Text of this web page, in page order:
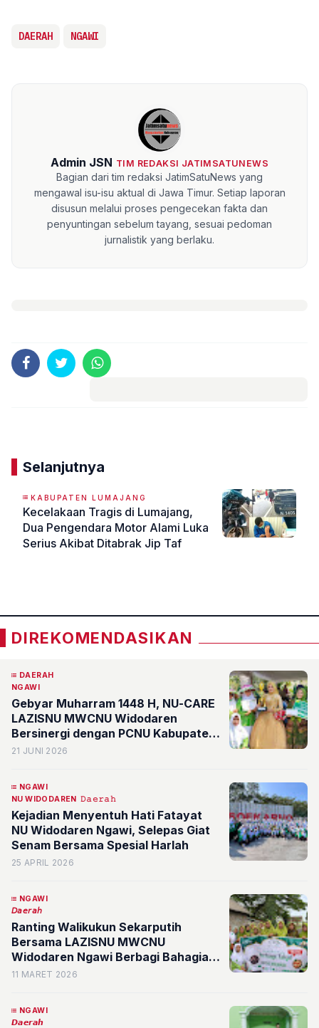
DAERAH NGAWI
Admin JSN TIM REDAKSI JATIMSATUNEWS
Bagian dari tim redaksi JatimSatuNews yang
mengawal isu-isu aktual di Jawa Timur. Setiap laporan
disusun melalui proses pengecekan fakta dan
penyuntingan sebelum tayang, sesuai pedoman
jurnalistik yang berlaku.
Selanjutnya
KABUPATEN LUMAJANG
Kecelakaan Tragis di Lumajang,
Dua Pengendara Motor Alami Luka
Serius Akibat Ditabrak Jip Taf
DIREKOMENDASIKAN
DAERAH
NGAWI
Gebyar Muharram 1448 H, NU-CARE
LAZISNU MWCNU Widodaren
Bersinergi dengan PCNU Kabupaten
Ngawi
21 JUNI 2026
NGAWI
NU WIDODAREN 𝙳𝚊𝚎𝚛𝚊𝚑
Kejadian Menyentuh Hati Fatayat
NU Widodaren Ngawi, Selepas Giat
Senam Bersama Spesial Harlah
25 APRIL 2026
NGAWI
𝘋𝘢𝘦𝘳𝘢𝘩
Ranting Walikukun Sekarputih
Bersama LAZISNU MWCNU
Widodaren Ngawi Berbagi Bahagia
Ramadan
11 MARET 2026
NGAWI
𝘿𝙖𝙚𝙧𝙖𝙝